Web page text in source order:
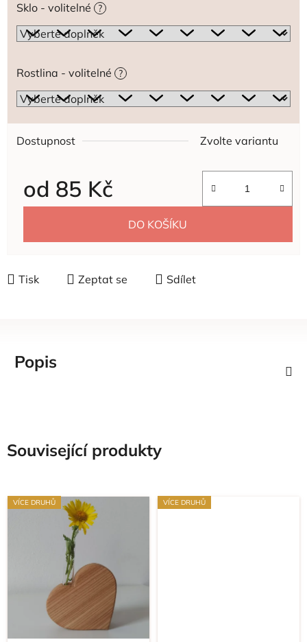
Sklo - volitelné ?
Rostlina - volitelné ?
Dostupnost Zvolte variantu
od 85 Kč
Měrná cena:
DO KOŠÍKU
Tisk Zeptat se Sdílet
Popis
Související produkty
VÍCE DRUHŮ VÍCE DRUHŮ